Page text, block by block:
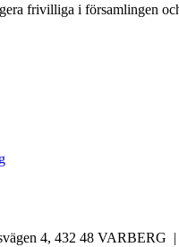
frivilliga i församlingen
4, 432 48 VARBERG |